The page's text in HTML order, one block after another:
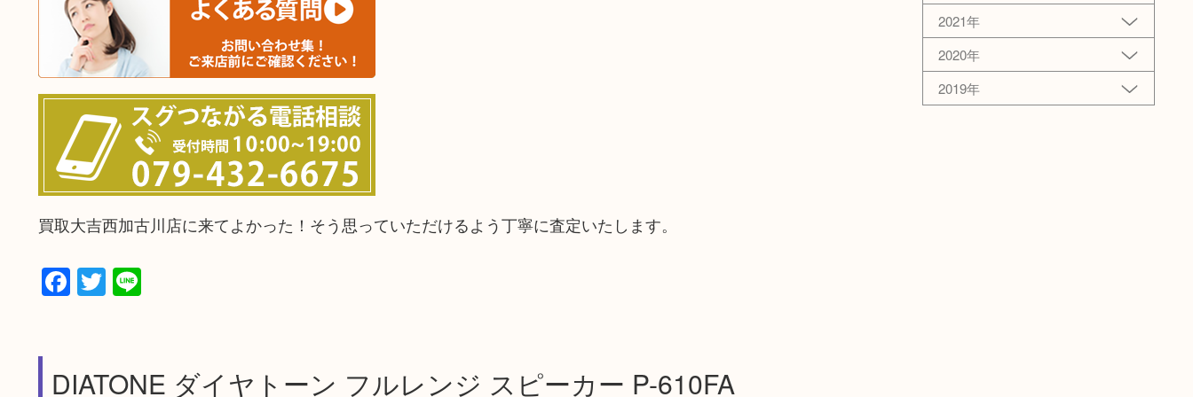
買取大吉西加古川店に来てよかった！そう思っていただけるよう丁寧に査定いたします。
Facebook
Twitter
Line
DIATONE ダイヤトーン フルレンジ スピーカー P-610FA
2021年
2020年
2019年